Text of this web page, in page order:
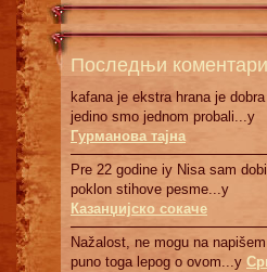
Последњи коментари
kafana je ekstra hrana je dobra
jedino smo jednom probali...у
Гурманова тајна
Pre 22 godine iy Nisa sam
poklon stihove pesme...у
Казанџијско сокаче
Nažalost, ne mogu na napišem
puno toga lepog o ovom...у